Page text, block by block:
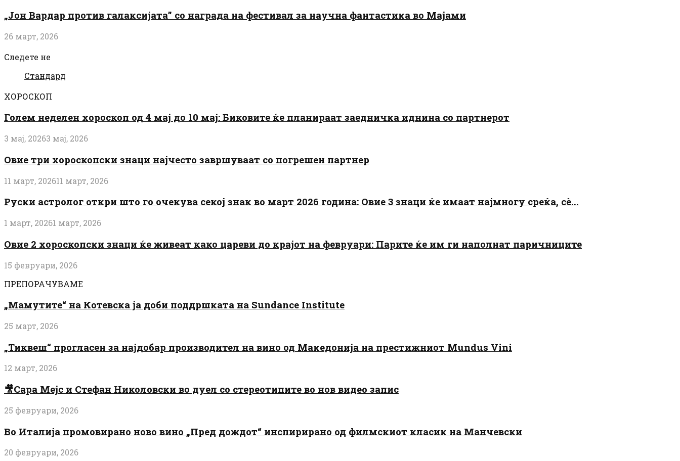
„Јон Вардар против галаксијата” со награда на фестивал за научна фантастика во Мајами
26 март, 2026
Следете не
Стандард
ХОРОСКОП
Голем неделен хороскоп од 4 мај до 10 мај: Биковите ќе планираат заедничка иднина со партнерот
3 мај, 20263 мај, 2026
Овие три хороскопски знаци најчесто завршуваат со погрешен партнер
11 март, 202611 март, 2026
Руски астролог откри што го очекува секој знак во март 2026 година: Овие 3 знаци ќе имаат најмногу среќа, сè...
1 март, 20261 март, 2026
Овие 2 хороскопски знаци ќе живеат како цареви до крајот на февруари: Парите ќе им ги наполнат паричниците
15 февруари, 2026
ПРЕПОРАЧУВАМЕ
„Мамутите“ на Котевска ја доби поддршката на Sundance Institute
25 март, 2026
„Тиквеш“ прогласен за најдобар производител на вино од Македонија на престижниот Mundus Vini
12 март, 2026
🎥Сара Мејс и Стефан Николовски во дуел со стереотипите во нов видео запис
25 февруари, 2026
Во Италија промовирано ново вино „Пред дождот“ инспирирано од филмскиот класик на Манчевски
20 февруари, 2026